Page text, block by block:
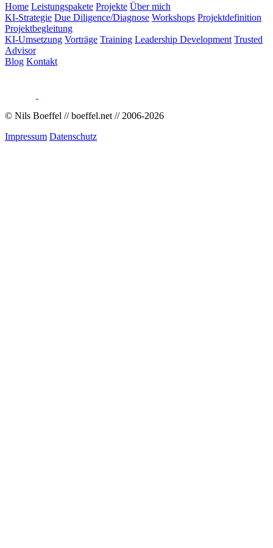
Home Leistungspakete Projekte Über mich
KI-Strategie Due Diligence/Diagnose Workshops Projektdefinition
Projektbegleitung
KI-Umsetzung Vorträge Training Leadership Development Trusted
Advisor
Blog Kontakt
© Nils Boeffel // boeffel.net // 2006-2026
Impressum Datenschutz